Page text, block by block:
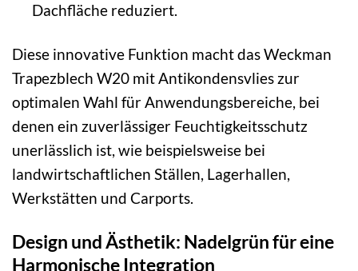
Dachfläche reduziert.
Diese innovative Funktion macht das Weckman
Trapezblech W20 mit Antikondensvlies zur
optimalen Wahl für Anwendungsbereiche, bei
denen ein zuverlässiger Feuchtigkeitsschutz
unerlässlich ist, wie beispielsweise bei
landwirtschaftlichen Ställen, Lagerhallen,
Werkstätten und Carports.
Design und Ästhetik: Nadelgrün für eine
Harmonische Integration